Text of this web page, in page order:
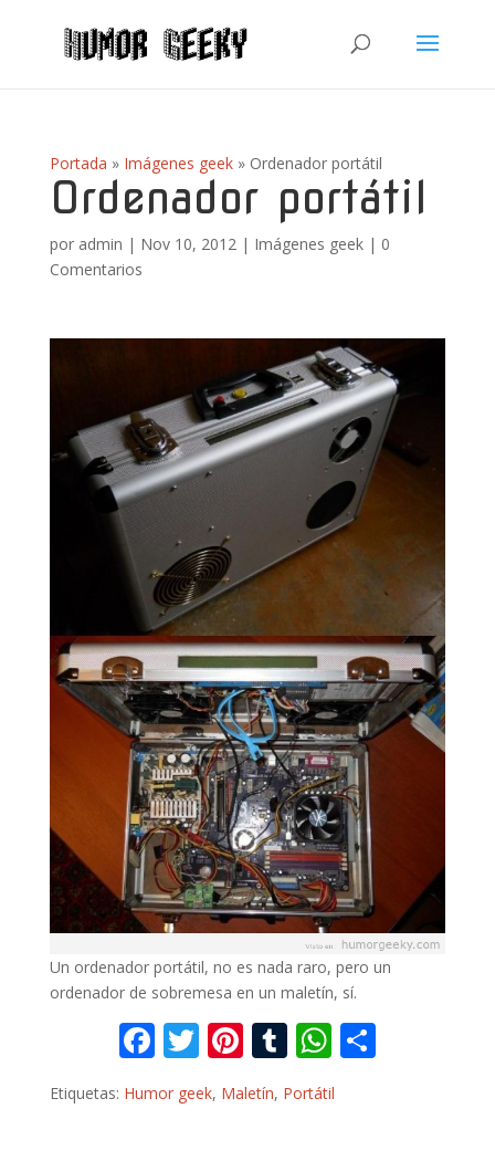
Portada » Imágenes geek» Ordenador portátil
Ordenador portátil
por admin | Nov 10, 2012| Imágenes geek| 0
Comentarios
Un ordenador portátil, no es nada raro, pero un
ordenador de sobremesa en un maletín, sí.
F
e
T
w
itt
Pi
nt
er
T
u
m
W
at
Etiquetas: Humor geek, Maletín, Portátil